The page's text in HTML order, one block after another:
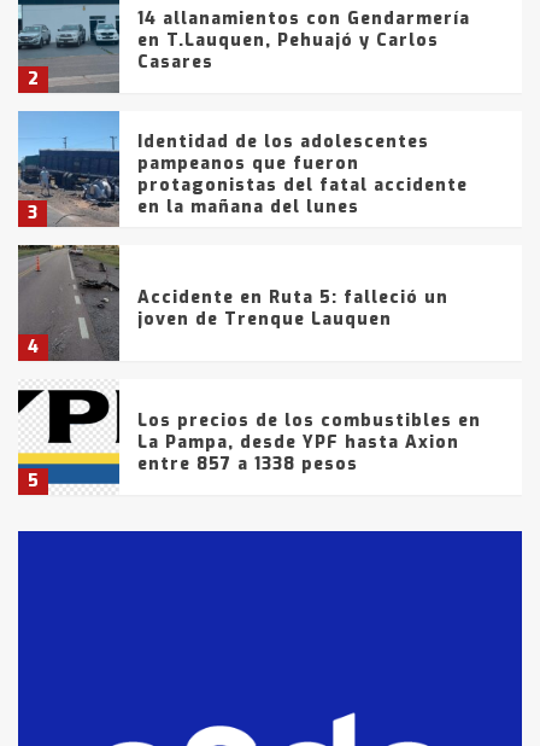
2
14 allanamientos con Gendarmería
en T.Lauquen, Pehuajó y Carlos
Casares
3
Identidad de los adolescentes
pampeanos que fueron
protagonistas del fatal accidente
en la mañana del lunes
4
Accidente en Ruta 5: falleció un
joven de Trenque Lauquen
5
Los precios de los combustibles en
La Pampa, desde YPF hasta Axion
entre 857 a 1338 pesos
fueron detenidos por
comercialización de drogas en la